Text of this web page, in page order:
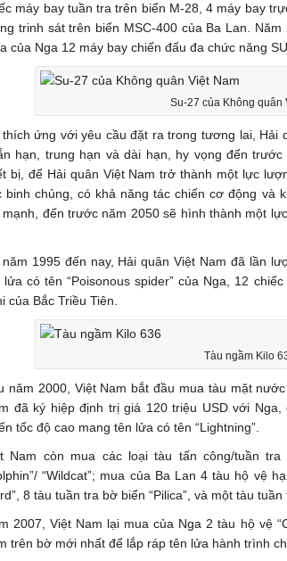
máy bay tuần tra trên biển M-28, 4 máy bay
trinh sát trên biển MSC-400 của Ba Lan.
của Nga 12 máy bay chiến đấu đa chức năng
Su-27 của Không quân
ứng với yêu cầu đặt ra trong tương lai, Hải
hạn, trung hạn và dài hạn, hy vọng đến
bị, để Hải quân Việt Nam trở thành một lực
binh chủng, có khả năng tác chiến cơ động và
mạnh, đến trước năm 2050 sẽ hình thành một
1995 đến nay, Hải quân Việt Nam đã lần
lửa có tên “Poisonous spider” của Nga, 12
của Bắc Triều Tiên.
Tàu ngầm Kilo
năm 2000, Việt Nam bắt đầu mua tàu mặt
đã ký hiệp định trị giá 120 triệu USD với
tốc độ cao mang tên lửa có tên “Lightning”.
Nam còn mua các loại tàu tấn công/tuần
“Wildcat”; mua của Ba Lan 4 tàu hộ vệ
8 tàu tuần tra bờ biển “Pilica”, và một tàu
2007, Việt Nam lại mua của Nga 2 tàu hộ vệ
trên bờ mới nhất để lắp ráp tên lửa hành trình